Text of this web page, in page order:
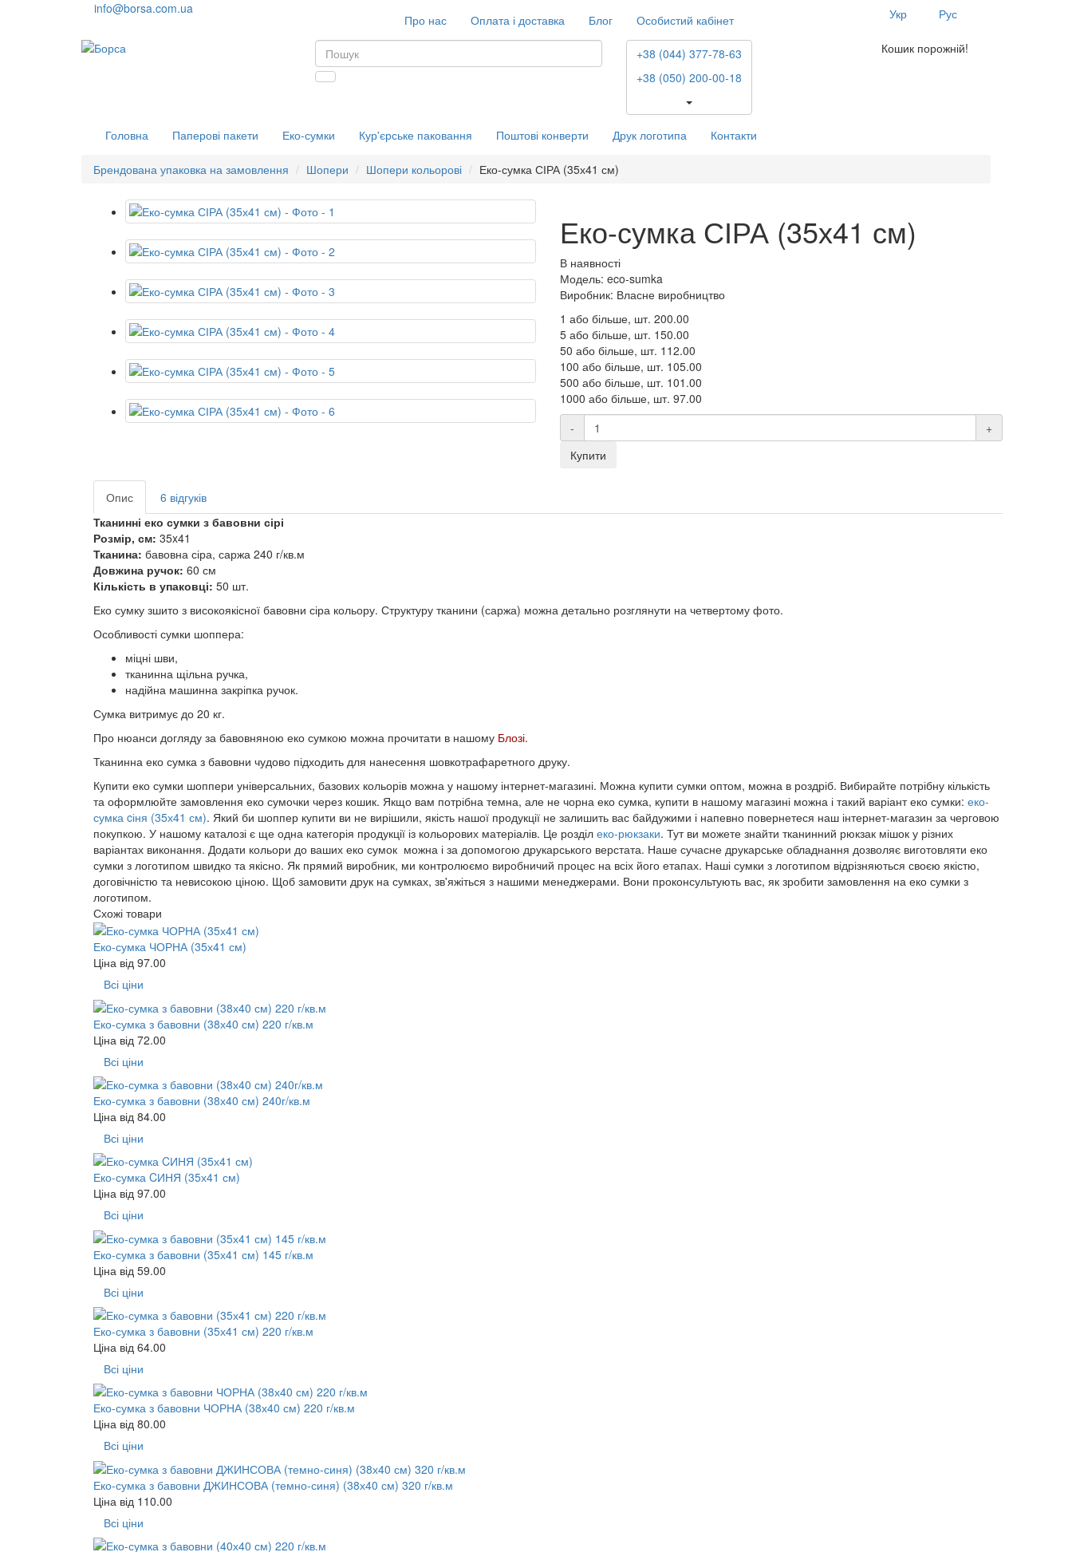
info@borsa.com.ua
Про нас Оплата і доставка Блог Особистий кабінет Укр Рус
+38 (044) 377-78-63
+38 (050) 200-00-18
Кошик порожній!
Головна Паперові пакети Еко-сумки Кур'єрське паковання Поштові конверти Друк логотипа Контакти
Брендована упаковка на замовлення Шопери Шопери кольорові Еко-сумка СІРА (35х41 см)
Еко-сумка СІРА (35х41 см)
В наявності
Модель: eco-sumka
Виробник: Власне виробництво
1 або більше, шт. 200.00
5 або більше, шт. 150.00
50 або більше, шт. 112.00
100 або більше, шт. 105.00
500 або більше, шт. 101.00
1000 або більше, шт. 97.00
-
+
Купити
Опис
6 відгуків
Тканинні еко сумки з бавовни сірі
Розмір, см: 35x41
Тканина: бавовна сіра, саржа 240 г/кв.м
Довжина ручок: 60 см
Кількість в упаковці: 50 шт.
Еко сумку зшито з високоякісної бавовни сіра кольору. Структуру тканини (саржа) можна детально розглянути на четвертому фото.
Особливості сумки шоппера:
міцні шви,
тканинна щільна ручка,
надійна машинна закріпка ручок.
Сумка витримує до 20 кг.
Про нюанси догляду за бавовняною еко сумкою можна прочитати в нашому Блозі.
Тканинна еко сумка з бавовни чудово підходить для нанесення шовкотрафаретного друку.
Купити еко сумки шоппери універсальних, базових кольорів можна у нашому інтернет-магазині. Можна купити сумки оптом, можна в роздріб. Вибирайте потрібну кількість
та оформлюйте замовлення еко сумочки через кошик. Якщо вам потрібна темна, але не чорна еко сумка, купити в нашому магазині можна і такий варіант еко сумки: еко-
сумка cіня (35х41 см). Який би шоппер купити ви не вирішили, якість нашої продукції не залишить вас байдужими і напевно повернетеся наш інтернет-магазин за черговою
покупкою. У нашому каталозі є ще одна категорія продукції із кольорових матеріалів. Це розділ еко-рюкзаки. Тут ви можете знайти тканинний рюкзак мішок у різних
варіантах виконання. Додати кольори до ваших еко сумок можна і за допомогою друкарського верстата. Наше сучасне друкарське обладнання дозволяє виготовляти еко
сумки з логотипом швидко та якісно. Як прямий виробник, ми контролюємо виробничий процес на всіх його етапах. Наші сумки з логотипом відрізняються своєю якістю,
договічністю та невисокою ціною. Щоб замовити друк на сумках, зв'яжіться з нашими менеджерами. Вони проконсультують вас, як зробити замовлення на еко сумки з
логотипом.
Схожі товари
Еко-сумка ЧОРНА (35х41 см)
Ціна від 97.00
Всі ціни
Еко-сумка з бавовни (38х40 см) 220 г/кв.м
Ціна від 72.00
Всі ціни
Еко-сумка з бавовни (38х40 см) 240г/кв.м
Ціна від 84.00
Всі ціни
Еко-сумка CИНЯ (35х41 см)
Ціна від 97.00
Всі ціни
Еко-сумка з бавовни (35х41 см) 145 г/кв.м
Ціна від 59.00
Всі ціни
Еко-сумка з бавовни (35х41 см) 220 г/кв.м
Ціна від 64.00
Всі ціни
Еко-сумка з бавовни ЧОРНА (38х40 см) 220 г/кв.м
Ціна від 80.00
Всі ціни
Еко-сумка з бавовни ДЖИНСОВА (темно-синя) (38х40 см) 320 г/кв.м
Ціна від 110.00
Всі ціни